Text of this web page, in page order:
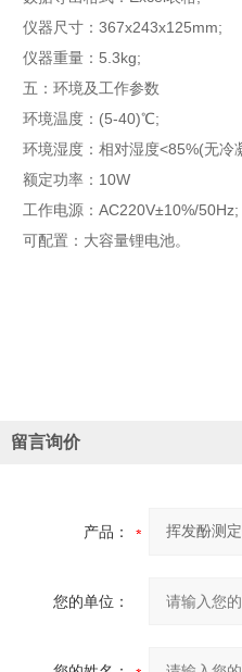
仪器尺寸：367x243x125mm;
仪器重量：5.3kg;
五：环境及工作参数
环境温度：(5-40)℃;
环境湿度：相对湿度<85%(无冷
额定功率：10W
工作电源：AC220V±10%/50Hz;
可配置：大容量锂电池。
留言询价
产品：
您的单位：